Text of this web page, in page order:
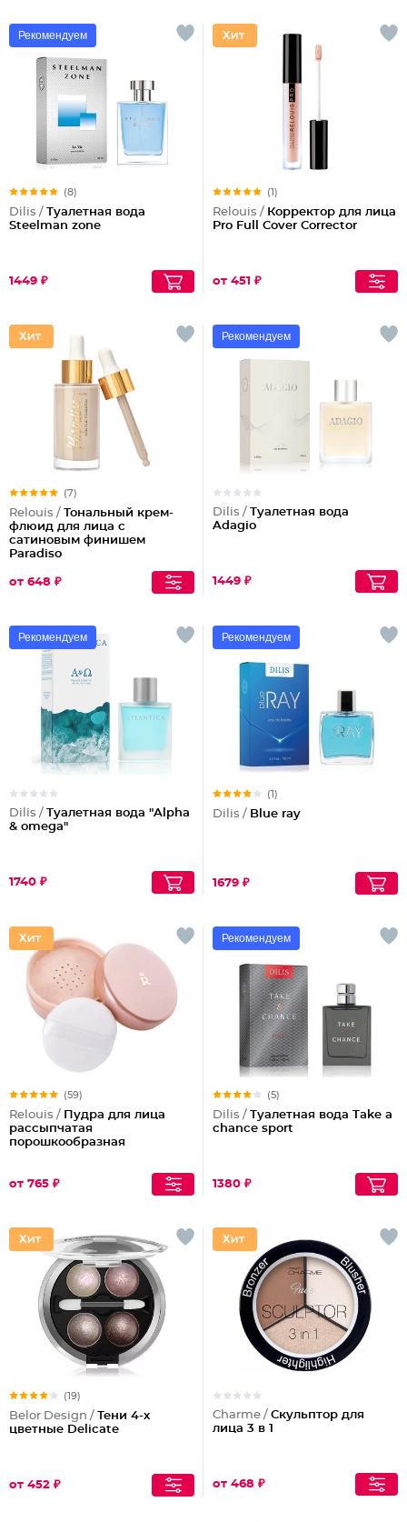
Рекомендуем
(8)
Dilis / Туалетная вода
Steelman zone
1449 ₽
(1)
Relouis / Корректор для лица
Pro Full Cover Corrector
от 451 ₽
(7)
Relouis / Тональный крем-
флюид для лица c
сатиновым финишем
Paradiso
от 648 ₽
Рекомендуем
Dilis / Туалетная вода
Adagio
1449 ₽
Рекомендуем
Dilis / Туалетная вода "Alpha
& omega"
1740 ₽
Рекомендуем
(1)
Dilis / Blue ray
1679 ₽
(59)
Relouis / Пудра для лица
рассыпчатая
порошкообразная
от 765 ₽
Рекомендуем
(5)
Dilis / Туалетная вода Take a
chance sport
1380 ₽
(19)
Belor Design / Тени 4-х
цветные Delicate
от 452 ₽
Charme / Скульптор для
лица 3 в 1
от 468 ₽